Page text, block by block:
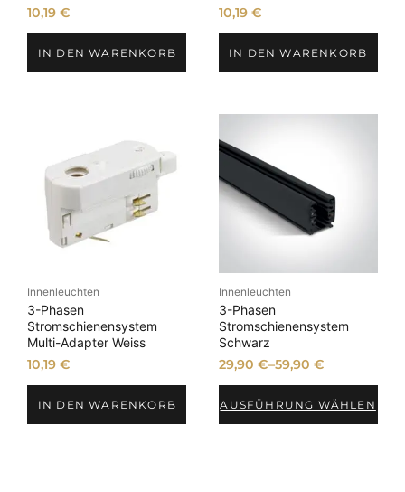
10,19€
IN DEN WARENKORB
10,19 €
IN DEN WARENKORB
Innenleuchten
3-Phasen
Stromschienensystem
Multi-Adapter Weiss
10,19€
IN DEN WARENKORB
Innenleuchten
3-Phasen
Stromschienensystem
Schwarz
29,90 €–59,90 €
AUSFÜHRUNG WÄHLEN